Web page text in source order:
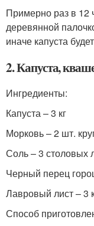
Примерно раз в 12
деревянной
иначе капуста
2. Капуста,
Ингредиенты:
Капуста – 3 кг
Морковь – 2 шт.
Соль – 3 столовых
Черный перец
Лавровый лист – 3
Способ